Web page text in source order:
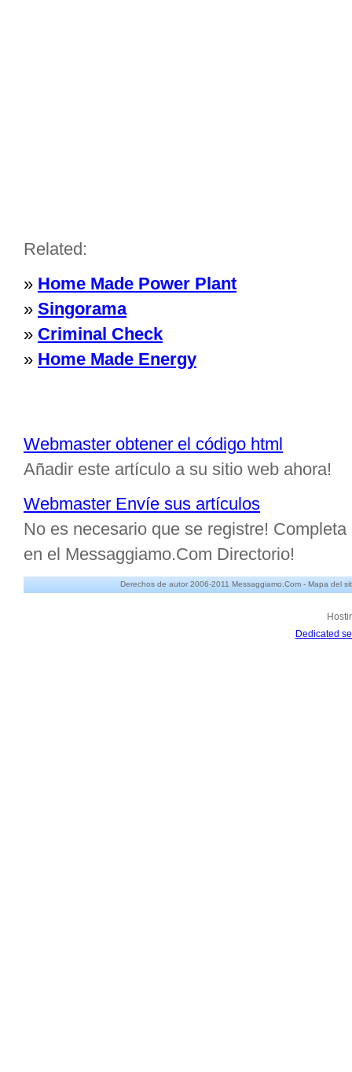
Related:
» Home Made Power Plant
» Singorama
» Criminal Check
» Home Made Energy
Webmaster obtener el código html
Añadir este artículo a su sitio web ahora!
Webmaster Envíe sus artículos
No es necesario que se registre!
en el Messaggiamo.Com Directorio!
Derechos de autor 2006-2011 Messaggiamo.Com - Mapa del
Dedicated